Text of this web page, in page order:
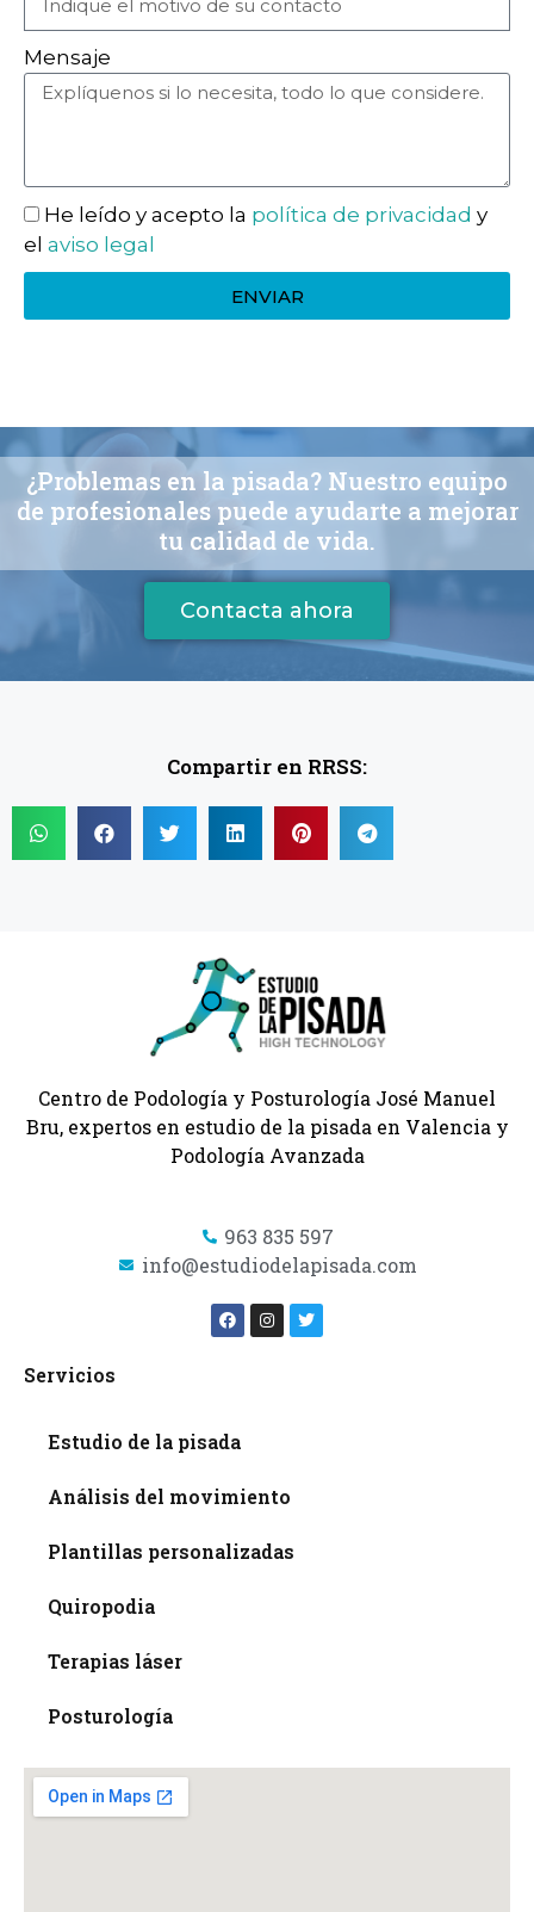
Mensaje
He leído y acepto la política de privacidad y
el aviso legal
ENVIAR
¿Problemas en la pisada? Nuestro equipo
de profesionales puede ayudarte a mejorar
tu calidad de vida.
Contacta ahora
Compartir en RRSS:
Centro de Podología y Posturología José Manuel
Bru, expertos en estudio de la pisada en Valencia y
Podología Avanzada
963 835 597
info@estudiodelapisada.com
Servicios
Estudio de la pisada
Análisis del movimiento
Plantillas personalizadas
Quiropodia
Terapias láser
Posturología